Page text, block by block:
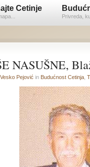
Cetinje
Privreda,
NASUŠNE,
Vesko Pejović in Budućnost Cetinja,